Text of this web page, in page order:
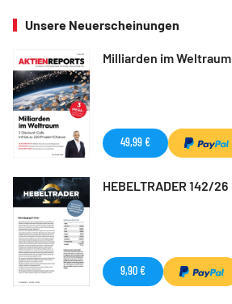
Unsere Neuerscheinungen
Milliarden im Weltraum
49,99 €
HEBELTRADER 142/26
9,90 €